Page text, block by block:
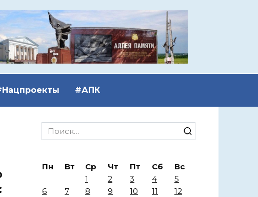
#АПК
Search
for:
Пн Вт Ср Чт Пт Сб
Вс
1
2 3 4
5
6
7 8 9 10 11
12